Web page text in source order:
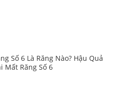
Số 6 Là Răng Nào? Hậu Quả
Mất Răng Số 6